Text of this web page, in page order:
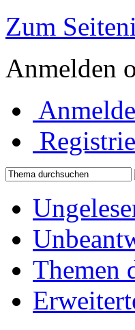
Zum
Anmelden
Themen